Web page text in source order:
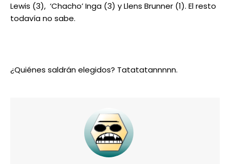
Lewis (3), ‘Chacho’ Inga (3) y Llens Brunner (1). El resto
todavía no sabe.
¿Quiénes saldrán elegidos? Tatatatannnnn.